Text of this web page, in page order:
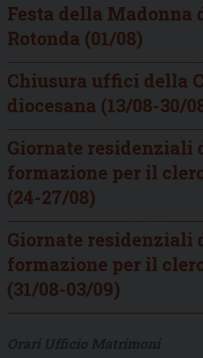
Festa della Madonna
Rotonda (01/08)
Chiusura uffici della
diocesana (13/08-30/
Giornate residenziali
formazione per il
(24-27/08)
Giornate residenziali
formazione per il
(31/08-03/09)